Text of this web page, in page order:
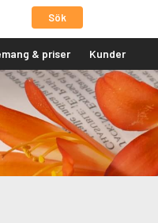
Sök
& priser Kunder